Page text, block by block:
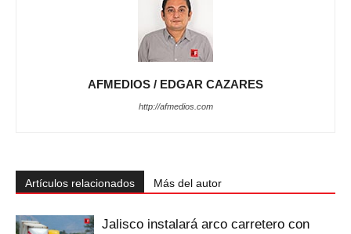
AFMEDIOS / EDGAR CAZARES
http://afmedios.com
Artículos relacionados Más del autor
Jalisco instalará arco carretero con